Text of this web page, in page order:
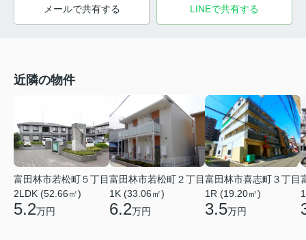
メールで共有する LINEで共有する
近隣の物件
富田林市若松町５丁目
2LDK (52.66㎡)
5.2万円
富田林市若松町２丁目
1K (33.06㎡)
6.2万円
富田林市喜志町３丁目
1R (19.20㎡)
3.5万円